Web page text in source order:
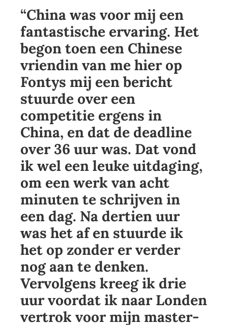
“China was voor mij een
fantastische ervaring. Het
begon toen een Chinese
vriendin van me hier op
Fontys mij een bericht
stuurde over een
competitie ergens in
China, en dat de deadline
over 36 uur was. Dat vond
ik wel een leuke uitdaging,
om een werk van acht
minuten te schrijven in
een dag. Na dertien uur
was het af en stuurde ik
het op zonder er verder
nog aan te denken.
Vervolgens kreeg ik drie
uur voordat ik naar Londen
vertrok voor mijn master-